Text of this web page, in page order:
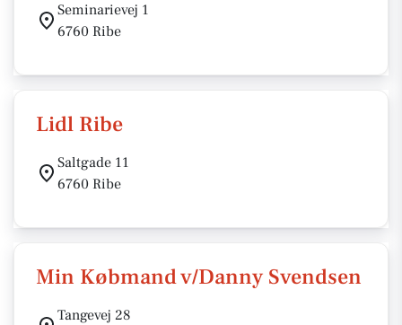
Seminarievej 1
6760 Ribe
Lidl Ribe
Saltgade 11
6760 Ribe
Min Købmand v/Danny Svendsen
Tangevej 28